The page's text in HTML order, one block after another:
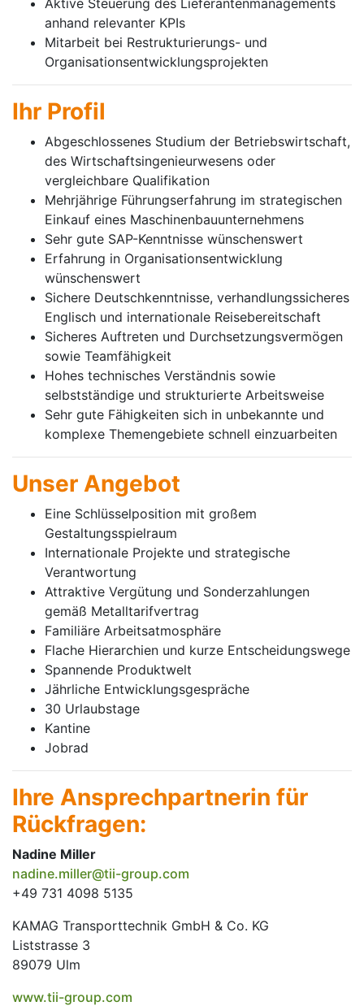
anhand relevanter KPIs
Mitarbeit bei Restrukturierungs- und
Organisationsentwicklungsprojekten
Ihr Profil
Abgeschlossenes Studium der Betriebswirtschaft,
des Wirtschaftsingenieurwesens oder
vergleichbare Qualifikation
Mehrjährige Führungserfahrung im strategischen
Einkauf eines Maschinenbauunternehmens
Sehr gute SAP-Kenntnisse wünschenswert
Erfahrung in Organisationsentwicklung
wünschenswert
Sichere Deutschkenntnisse, verhandlungssicheres
Englisch und internationale Reisebereitschaft
Sicheres Auftreten und Durchsetzungsvermögen
sowie Teamfähigkeit
Hohes technisches Verständnis sowie
selbstständige und strukturierte Arbeitsweise
Sehr gute Fähigkeiten sich in unbekannte und
komplexe Themengebiete schnell einzuarbeiten
Unser Angebot
Eine Schlüsselposition mit großem
Gestaltungsspielraum
Internationale Projekte und strategische
Verantwortung
Attraktive Vergütung und Sonderzahlungen
gemäß Metalltarifvertrag
Familiäre Arbeitsatmosphäre
Flache Hierarchien und kurze Entscheidungswege
Spannende Produktwelt
Jährliche Entwicklungsgespräche
30 Urlaubstage
Kantine
Jobrad
Ihre Ansprechpartnerin für
Rückfragen:
Nadine Miller
nadine.miller@tii-group.com
+49 731 4098 5135
KAMAG Transporttechnik GmbH & Co. KG
Liststrasse 3
89079 Ulm
www.tii-group.com